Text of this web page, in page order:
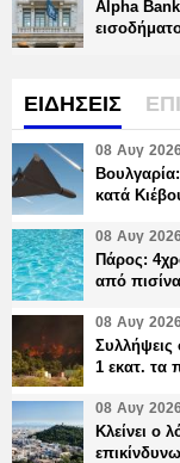
Alpha
ΕΙΔΗΣΕΙΣ
08 Αυγ
κατά
08 Αυγ
Πάρος:
από
08 Αυγ
Συλλήψεις
1 εκατ. τα
08 Αυγ
Κλείνει ο